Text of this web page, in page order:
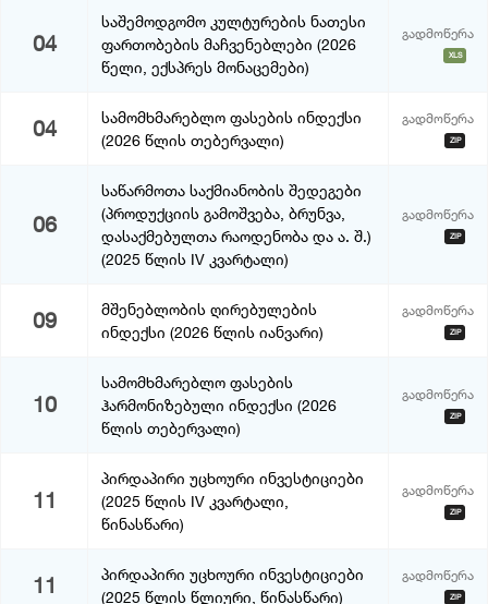
04
საშემოდგომო კულტურების ნათესი
ფართობების მაჩვენებლები (2026
წელი, ექსპრეს მონაცემები)
გადმოწერა
XLS
04
სამომხმარებლო ფასების ინდექსი
(2026 წლის თებერვალი)
გადმოწერა
ZIP
06
საწარმოთა საქმიანობის შედეგები
(პროდუქციის გამოშვება, ბრუნვა,
დასაქმებულთა რაოდენობა და ა. შ.)
(2025 წლის IV კვარტალი)
გადმოწერა
ZIP
09
მშენებლობის ღირებულების
ინდექსი (2026 წლის იანვარი)
გადმოწერა
ZIP
10
სამომხმარებლო ფასების
ჰარმონიზებული ინდექსი (2026
წლის თებერვალი)
გადმოწერა
ZIP
11
პირდაპირი უცხოური ინვესტიციები
(2025 წლის IV კვარტალი,
წინასწარი)
გადმოწერა
ZIP
11
პირდაპირი უცხოური ინვესტიციები
(2025 წლის წლიური, წინასწარი)
გადმოწერა
ZIP